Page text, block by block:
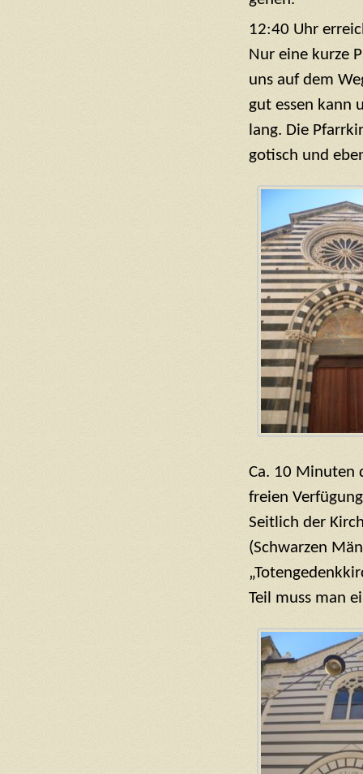
12:40 Uhr
Nur eine kurze
uns auf dem
gut essen kann
lang. Die
gotisch und
Ca. 10 Minuten
freien
Seitlich der
(Schwarzen
Teil muss man